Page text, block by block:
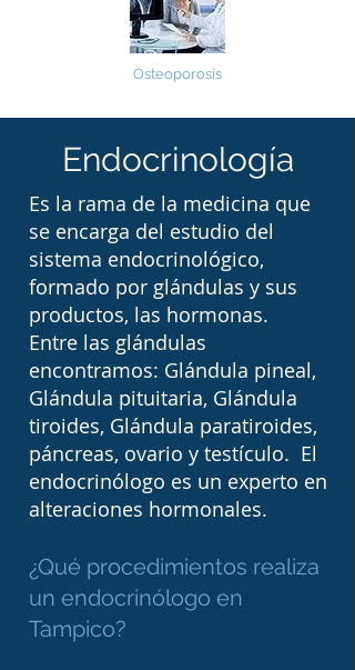
malignidad. El seguimiento
oportuno permite
tratamiento especializado.
Las enfermedades de las
glándulas suprarrenales
pueden alterar la
producción de hormonas
como el cortisol, la
aldosterona y las
catecolaminas. Trastornos
como el síndrome de
de Addison, el
hiperaldosteronismo y el
feocromocitoma requieren
Osteoporosis
Endocrinología
Es la rama de la medicina que
se encarga del estudio del
sistema endocrinológico,
formado por glándulas y sus
productos, las hormonas.
Entre las glándulas
encontramos: Glándula pineal,
Glándula pituitaria, Glándula
tiroides, Glándula paratiroides,
páncreas, ovario y testículo. El
endocrinólogo es un experto en
alteraciones hormonales.
¿Qué procedimientos realiza
un endocrinólogo en
Tampico?